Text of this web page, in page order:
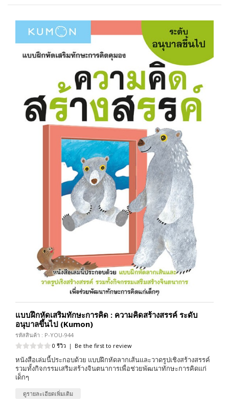
แบบฝึกหัดเสริมทักษะการคิด : ความคิดสร้างสรรค์ ระดับ
อนุบาลขึ้นไป (Kumon)
รหัสสินค้า : P-YOU-944
0 รีวิว | Be the first to review
หนังสือเล่มนี้ประกอบด้วย แบบฝึกหัดลากเส้นและวาดรูปเชิงสร้างสรรค์
รวมทั้งกิจกรรมเสริมสร้างจินตนาการเพื่อช่วยพัฒนาทักษะการคิดแก่
เด็กๆ
ดูรายละเอียดเพิ่มเติม